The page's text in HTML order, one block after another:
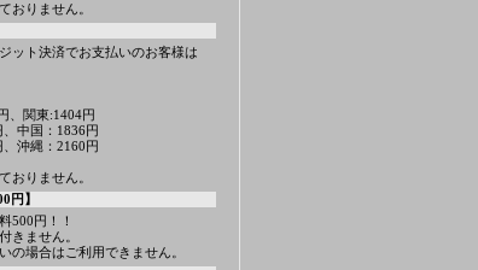
おりません。
ット決済でお支払いのお客様は
、関東:1404円
中国：1836円
沖縄：2160円
おりません。
円】
500円！！
きません。
の場合はご利用できません。